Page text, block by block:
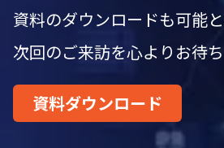
資料のダウンロードも可能
次回のご来訪を心よりお待
資料ダウンロード